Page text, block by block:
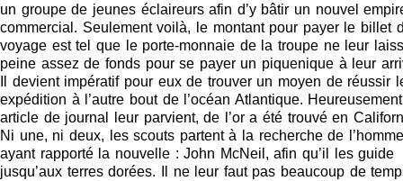
un groupe de jeunes éclaireurs afin d’y bâtir un nouvel
commercial. Seulement voilà, le montant pour payer le billet
voyage est tel que le porte-monnaie de la troupe ne leur
peine assez de fonds pour se payer un piquenique à leur
Il devient impératif pour eux de trouver un moyen de réussir
expédition à l’autre bout de l’océan Atlantique.
article de journal leur parvient, de l’or a été trouvé en
Ni une, ni deux, les scouts partent à la recherche de l’homme
ayant rapporté la nouvelle : John McNeil, afin qu’il les guide
jusqu’aux terres dorées. Il ne leur faut pas beaucoup de